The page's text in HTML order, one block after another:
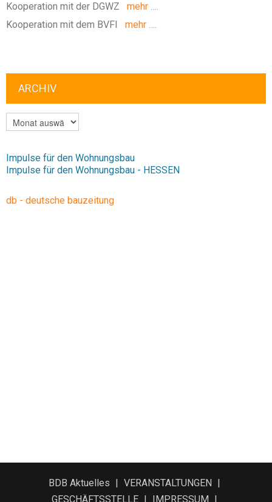
Kooperation mit der DGWZ mehr ….
Kooperation mit dem BVFI
mehr ….
ARCHIV
ARCHIV
Impulse für den Wohnungsbau
Impulse für den Wohnungsbau - HESSEN
db - deutsche bauzeitung
BDB Aktuelles
VERANSTALTUNGEN
GESCHÄFTSSTELLE
IMPRESSUM